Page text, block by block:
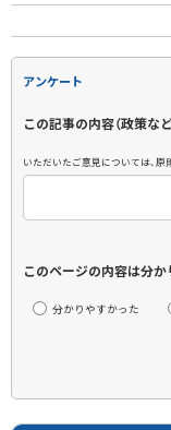
アンケート
この記事の内容（政策な
いただいたご意見については、
このページの内容は分
分かりやすかった